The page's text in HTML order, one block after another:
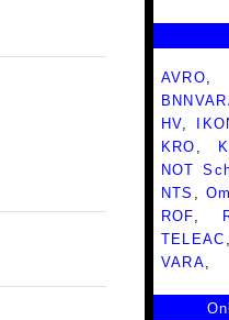
AVRO
HV,
KRO ,
NOT
NTS ,
ROF,
TELEAC
VARA